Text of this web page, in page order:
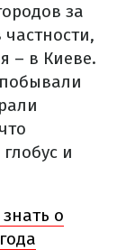
за
– в Киеве.
и
о